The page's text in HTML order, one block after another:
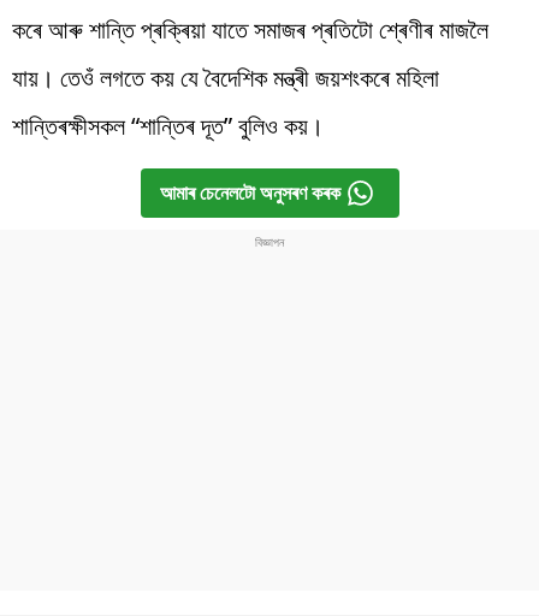
কৰে আৰু শান্তি প্ৰক্ৰিয়া যাতে সমাজৰ প্ৰতিটো শ্ৰেণীৰ মাজলৈ
যায়। তেওঁ লগতে কয় যে বৈদেশিক মন্ত্ৰী জয়শংকৰে মহিলা
শান্তিৰক্ষীসকল “শান্তিৰ দূত” বুলিও কয়।
আমাৰ চেনেলটো অনুসৰণ কৰক